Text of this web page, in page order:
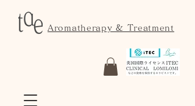
Aromatherapy & Treatment